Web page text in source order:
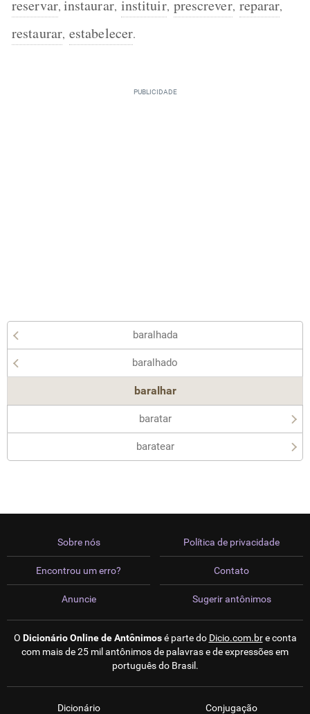
reservar, instaurar, instituir, prescrever, reparar,
restaurar, estabelecer.
baralhada
baralhado
baralhar
baratar
baratear
Sobre nós
Encontrou um erro?
Anuncie
Política de privacidade
Contato
Sugerir antônimos
O Dicionário Online de Antônimosé parte do Dicio.com.bre conta
com mais de 25 mil antônimos de palavras e de expressões em
português do Brasil.
Dicionário Conjugação